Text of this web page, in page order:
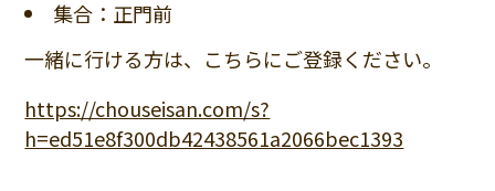
集合：正門前
一緒に行ける方は、こちらにご登録ください。
https://chouseisan.com/s?
h=ed51e8f300db42438561a2066bec1393